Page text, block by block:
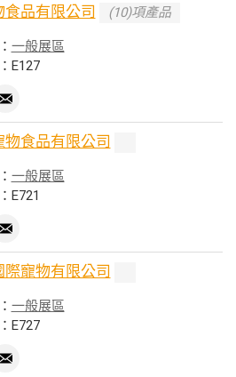
食品有限公司 (10)項產品
一般展區
E127
物食品有限公司
一般展區
E721
際寵物有限公司
一般展區
E727